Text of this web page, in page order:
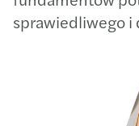
sprawiedliwego i